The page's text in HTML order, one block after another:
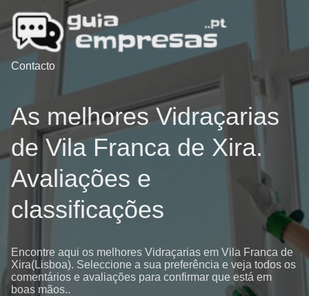
Contacto
As melhores Vidraçarias
de Vila Franca de Xira.
Avaliações e
classificações
Encontre aqui os melhores Vidraçarias em Vila Franca de
Xira(Lisboa). Seleccione a sua preferência e veja todos os
comentários e avaliações para confirmar que está em
boas mãos..